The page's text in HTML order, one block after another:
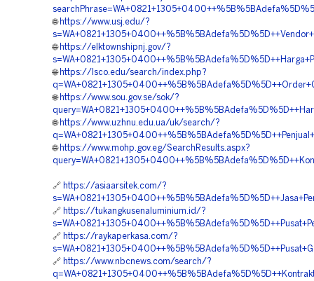
🌐 https://www.usj.edu/?
🌐 https://elktownshipnj.gov/?
🌐 https://lsco.edu/search/index.php?
🌐 https://www.sou.gov.se/sok/?
🌐 https://www.uzhnu.edu.ua/uk/search/?
🌐 https://www.mohp.gov.eg/SearchResults.aspx?
🔗 https://asiaarsitek.com/?
🔗 https://tukangkusenaluminium.id/?
🔗 https://raykaperkasa.com/?
🔗 https://www.nbcnews.com/search/?